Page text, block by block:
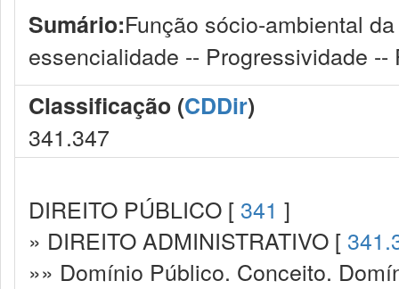
Sumário:Função sócio-ambiental
essencialidade -- Progressividade
Classificação (CDDir)
341.347
DIREITO PÚBLICO [ 341 ]
» DIREITO ADMINISTRATIVO [
»» Domínio Público. Conceito.